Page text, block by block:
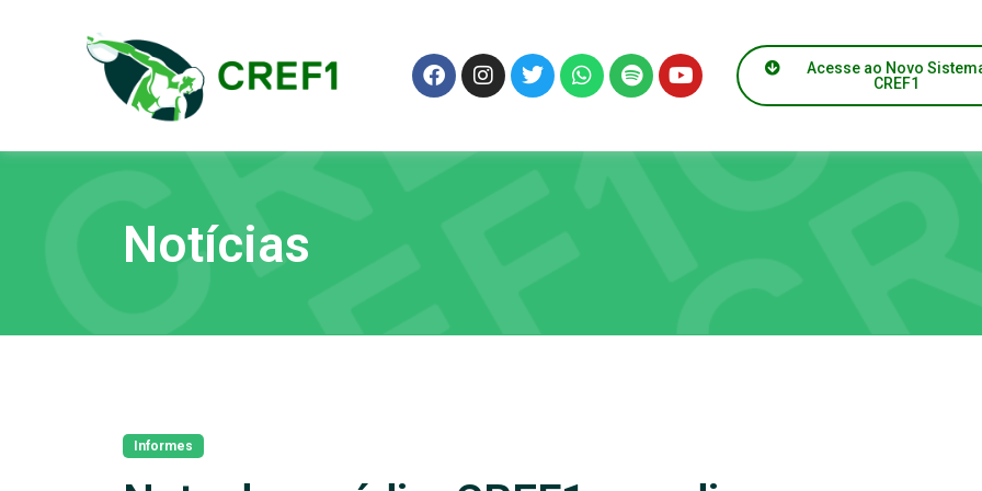
Acesse ao Novo
CREF1
Notícias
Informes